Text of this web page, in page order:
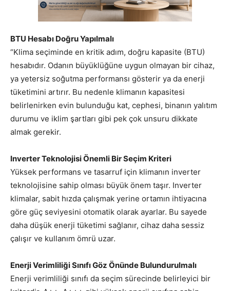
BTU Hesabı Doğru Yapılmalı
“Klima seçiminde en kritik adım, doğru kapasite (BTU)
hesabıdır. Odanın büyüklüğüne uygun olmayan bir cihaz,
ya yetersiz soğutma performansı gösterir ya da enerji
tüketimini artırır. Bu nedenle klimanın kapasitesi
belirlenirken evin bulunduğu kat, cephesi, binanın yalıtım
durumu ve iklim şartları gibi pek çok unsuru dikkate
almak gerekir.
Inverter Teknolojisi Önemli Bir Seçim Kriteri
Yüksek performans ve tasarruf için klimanın inverter
teknolojisine sahip olması büyük önem taşır. Inverter
klimalar, sabit hızda çalışmak yerine ortamın ihtiyacına
göre güç seviyesini otomatik olarak ayarlar. Bu sayede
daha düşük enerji tüketimi sağlanır, cihaz daha sessiz
çalışır ve kullanım ömrü uzar.
Enerji Verimliliği Sınıfı Göz Önünde Bulundurulmalı
Enerji verimliliği sınıfı da seçim sürecinde belirleyici bir